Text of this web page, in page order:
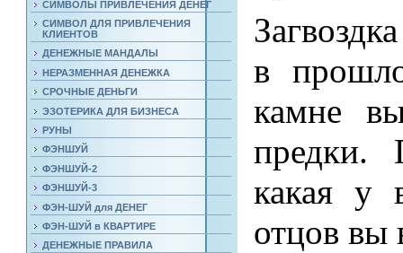
СИМВОЛЫ ПРИВЛЕЧЕНИЯ ДЕНЕГ
СИМВОЛ ДЛЯ ПРИВЛЕЧЕНИЯ
КЛИЕНТОВ
ДЕНЕЖНЫЕ МАНДАЛЫ
НЕРАЗМЕННАЯ ДЕНЕЖКА
СРОЧНЫЕ ДЕНЬГИ
ЭЗОТЕРИКА ДЛЯ БИЗНЕСА
РУНЫ
ФЭНШУЙ
ФЭНШУЙ-2
ФЭНШУЙ-3
ФЭН-ШУЙ для ДЕНЕГ
ФЭН-ШУЙ в КВАРТИРЕ
ДЕНЕЖНЫЕ ПРАВИЛА
в
камне
предки.
какая у
отцов вы